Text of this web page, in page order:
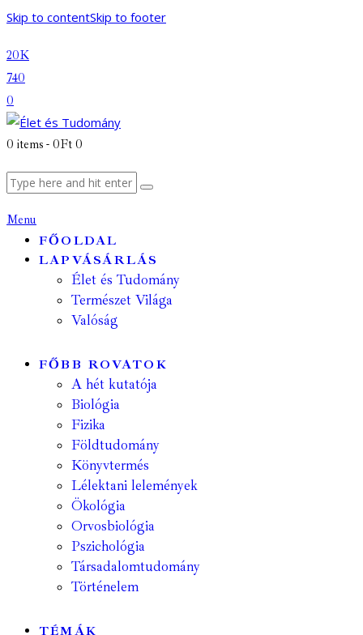
Skip to contentSkip to footer
20K
740
0
0 items - 0Ft 0
Menu
FŐOLDAL
LAPVÁSÁRLÁS
Élet és Tudomány
Természet Világa
Valóság
FŐBB ROVATOK
A hét kutatója
Biológia
Fizika
Földtudomány
Könyvtermés
Lélektani lelemények
Ökológia
Orvosbiológia
Pszichológia
Társadalomtudomány
Történelem
TÉMÁK